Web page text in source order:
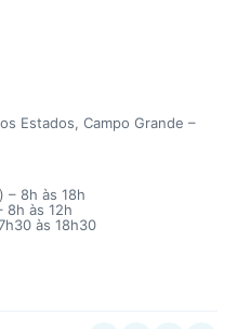
Estados, Campo Grande –
– 8h às 18h
8h às 12h
às 18h30